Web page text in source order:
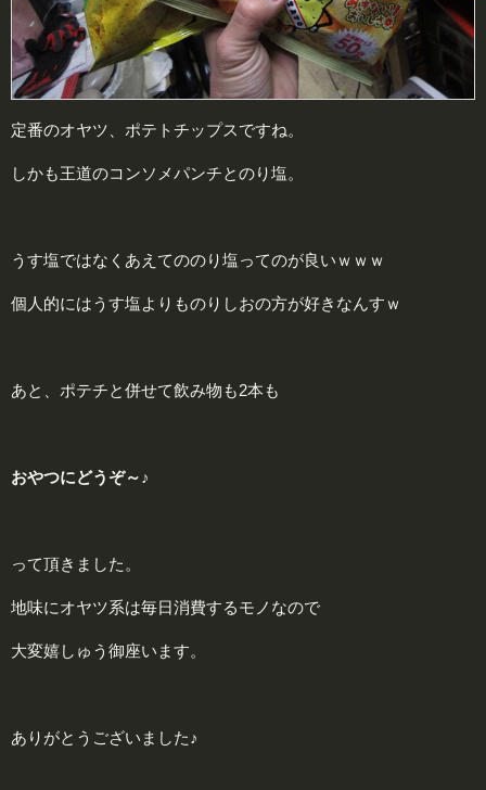
定番のオヤツ、ポテトチップスですね。
しかも王道のコンソメパンチとのり塩。
うす塩ではなくあえてののり塩ってのが良いｗｗｗ
個人的にはうす塩よりものりしおの方が好きなんすｗ
あと、ポテチと併せて飲み物も2本も
おやつにどうぞ～♪
って頂きました。
地味にオヤツ系は毎日消費するモノなので
大変嬉しゅう御座います。
ありがとうございました♪